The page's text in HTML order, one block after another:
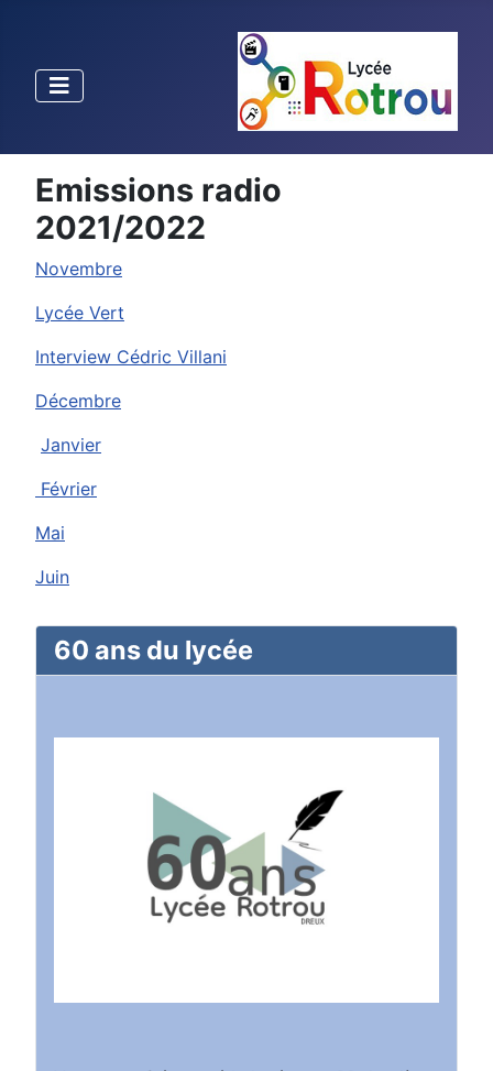
Emissions radio
2021/2022
Novembre
Lycée Vert
Interview Cédric Villani
Décembre
Janvier
Février
Mai
Juin
60 ans du lycée